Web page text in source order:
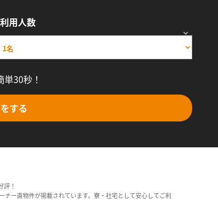
利用人数
30秒！
する
評！
ー直物件が掲載されています。寮・社宅として安心してご利